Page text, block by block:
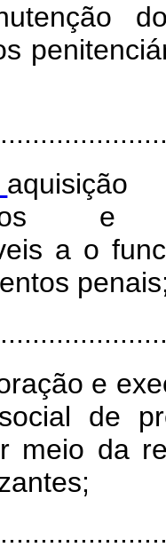
s a o
e
social de
r meio da